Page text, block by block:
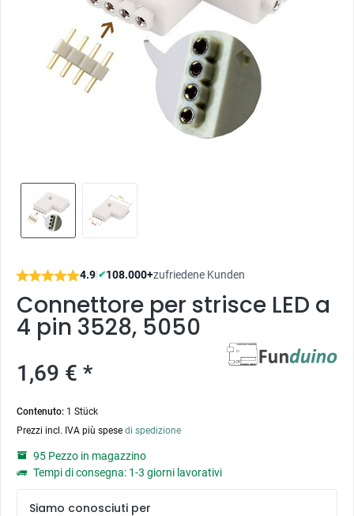
4.9|✔108.000+zufriedene Kunden
Connettore per strisce LED a
4 pin 3528, 5050
1,69 € *
Contenuto: 1 Stück
Prezzi incl. IVA più spese di spedizione
95 Pezzo in magazzino
Tempi di consegna: 1-3 giorni lavorativi
Siamo conosciuti per